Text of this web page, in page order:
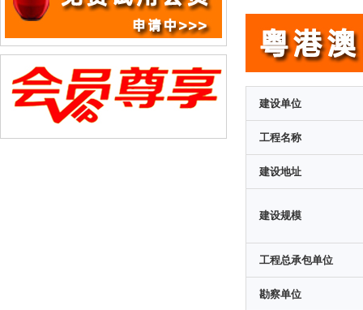
建设单位
工程名称
建设地址
建设规模
工程总承包单位
勘察单位